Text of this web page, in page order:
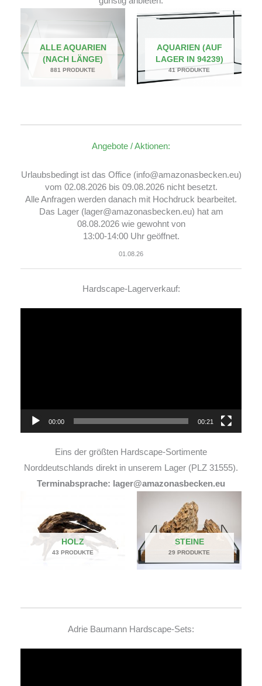
ALLE AQUARIEN
(NACH LÄNGE)
881 PRODUKTE
AQUARIEN (AUF
LAGER IN 94239)
41 PRODUKTE
Angebote / Aktionen:
Urlaubsbedingt ist das Office (info@amazonasbecken.eu)
vom 02.08.2026 bis 09.08.2026 nicht besetzt.
Alle Anfragen werden danach mit Hochdruck bearbeitet.
Das Lager (lager@amazonasbecken.eu) hat am
08.08.2026 wie gewohnt von
13:00-14:00 Uhr geöffnet.
01.08.26
Hardscape-Lagerverkauf:
00:00 00:21
Eins der größten Hardscape-Sortimente
Norddeutschlands direkt in unserem Lager (PLZ 31555).
Terminabsprache: lager@amazonasbecken.eu
HOLZ
43 PRODUKTE
STEINE
29 PRODUKTE
Adrie Baumann Hardscape-Sets: